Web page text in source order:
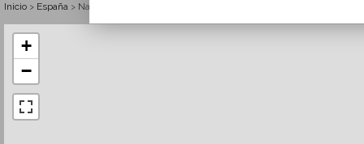
Inicio > España > Navarra
+
−